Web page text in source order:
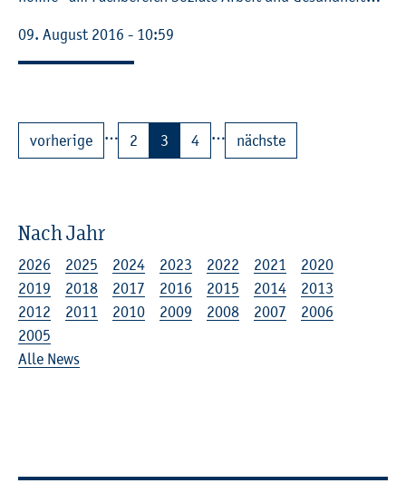
09. Au­gust 2016 - 10:59
vor­he­ri­ge … 2 3 4 … nächs­te
Nach Jahr
2026 2025 2024 2023 2022 2021
2020
2019
2018 2017 2016 2015 2014
2013
2012
2011 2010 2009 2008 2007
2006
2005
Alle News
Wei­ter­füh­ren­de In­for­ma­tio­nen